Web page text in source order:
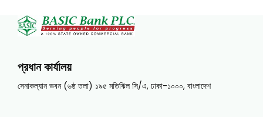
প্রধান কার্যালয়
সেনাকল্যান ভবন (৬ষ্ঠ তলা) ১৯৫ মতিঝিল সি/এ, ঢাকা-১০০০, বাংলাদেশ